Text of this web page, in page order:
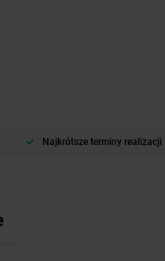
Najkrótsze terminy realizacji